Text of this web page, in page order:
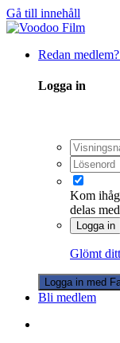
Gå till innehåll
Redan
Logga in
Kom
delas
Logga in
Glömt
Logga in med
Bli medlem